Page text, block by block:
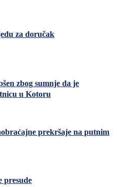
za doručak
zbog sumnje da je
u Kotoru
prekršaje na putnim
presude